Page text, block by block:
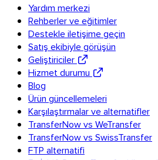
Yardım merkezi
Rehberler ve eğitimler
Destekle iletişime geçin
Satış ekibiyle görüşün
Geliştiriciler
Hizmet durumu
Blog
Ürün güncellemeleri
Karşılaştırmalar ve alternatifler
TransferNow vs WeTransfer
TransferNow vs SwissTransfer
FTP alternatifi